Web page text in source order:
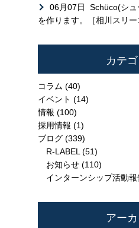
06月07日
Schüco(シ
を作ります。［相川スリー
カテ
コラム (40)
イベント (14)
情報 (100)
採用情報 (1)
ブログ (339)
R-LABEL(51)
お知らせ (110)
インターンシップ活動報
アー